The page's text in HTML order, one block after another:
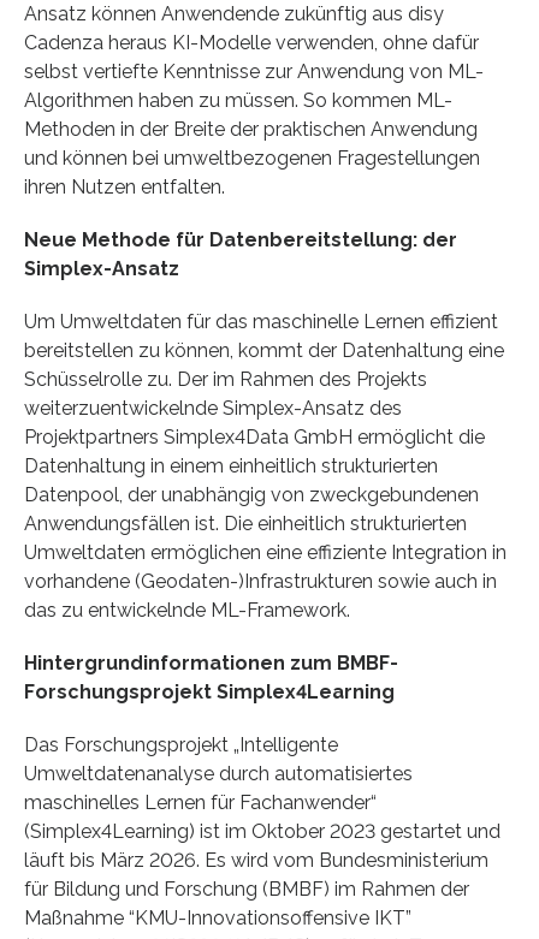
Ansatz können Anwendende zukünftig aus disy
Cadenza heraus KI-Modelle verwenden, ohne dafür
selbst vertiefte Kenntnisse zur Anwendung von ML-
Algorithmen haben zu müssen. So kommen ML-
Methoden in der Breite der praktischen Anwendung
und können bei umweltbezogenen Fragestellungen
ihren Nutzen entfalten.
Neue Methode für Datenbereitstellung: der
Simplex-Ansatz
Um Umweltdaten für das maschinelle Lernen effizient
bereitstellen zu können, kommt der Datenhaltung eine
Schüsselrolle zu. Der im Rahmen des Projekts
weiterzuentwickelnde Simplex-Ansatz des
Projektpartners Simplex4Data GmbH ermöglicht die
Datenhaltung in einem einheitlich strukturierten
Datenpool, der unabhängig von zweckgebundenen
Anwendungsfällen ist. Die einheitlich strukturierten
Umweltdaten ermöglichen eine effiziente Integration in
vorhandene (Geodaten-)Infrastrukturen sowie auch in
das zu entwickelnde ML-Framework.
Hintergrundinformationen zum BMBF-
Forschungsprojekt Simplex4Learning
Das Forschungsprojekt „Intelligente
Umweltdatenanalyse durch automatisiertes
maschinelles Lernen für Fachanwender“
(Simplex4Learning) ist im Oktober 2023 gestartet und
läuft bis März 2026. Es wird vom Bundesministerium
für Bildung und Forschung (BMBF) im Rahmen der
Maßnahme “KMU-Innovationsoffensive IKT”